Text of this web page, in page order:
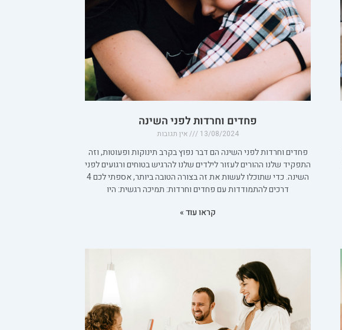
פחדים וחרדות לפני השינה
13/08/2024 אין תגובות
פחדים וחרדות לפני השינה הם דבר נפוץ בקרב תינוקות ופעוטות, וזה
התפקיד שלנו ההורים לעזור לילדים שלנו להרגיש בטוחים ורגועים לפני
השינה. כדי שתוכלו לעשות את זה בצורה הטובה ביותר, אספתי לכם 4
דרכים להתמודדות עם פחדים וחרדות: תמיכה רגשית: היו
קראו עוד »